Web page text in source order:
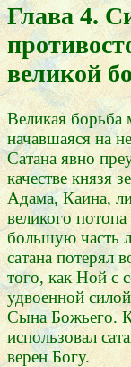
Глава 4.
великой
Великая борьба
начавшаяся на
Сатана явно
качестве князя
Адама, Каина,
великого
большую часть
сатана потерял
того, как Ной с
удвоенной
Сына Божьего.
использовал
верен Богу.